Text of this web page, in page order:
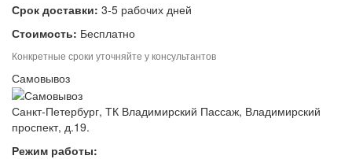
Срок доставки: 3-5 рабочих дней
Стоимость: Бесплатно
Конкретные сроки уточняйте у консультантов
Самовывоз
Санкт-Петербург, ТК Владимирский Пассаж, Владимирский
проспект, д.19.
Режим работы: